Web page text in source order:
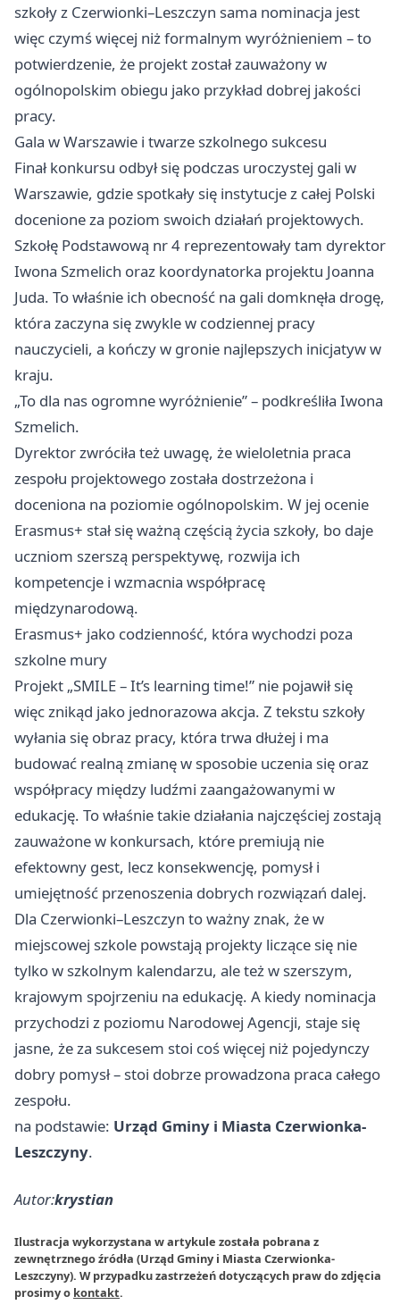
szkoły z Czerwionki–Leszczyn sama nominacja jest
więc czymś więcej niż formalnym wyróżnieniem – to
potwierdzenie, że projekt został zauważony w
ogólnopolskim obiegu jako przykład dobrej jakości
pracy.
Gala w Warszawie i twarze szkolnego sukcesu
Finał konkursu odbył się podczas uroczystej gali w
Warszawie, gdzie spotkały się instytucje z całej Polski
docenione za poziom swoich działań projektowych.
Szkołę Podstawową nr 4 reprezentowały tam dyrektor
Iwona Szmelich oraz koordynatorka projektu Joanna
Juda. To właśnie ich obecność na gali domknęła drogę,
która zaczyna się zwykle w codziennej pracy
nauczycieli, a kończy w gronie najlepszych inicjatyw w
kraju.
„To dla nas ogromne wyróżnienie” – podkreśliła Iwona
Szmelich.
Dyrektor zwróciła też uwagę, że wieloletnia praca
zespołu projektowego została dostrzeżona i
doceniona na poziomie ogólnopolskim. W jej ocenie
Erasmus+ stał się ważną częścią życia szkoły, bo daje
uczniom szerszą perspektywę, rozwija ich
kompetencje i wzmacnia współpracę
międzynarodową.
Erasmus+ jako codzienność, która wychodzi poza
szkolne mury
Projekt „SMILE – It’s learning time!” nie pojawił się
więc znikąd jako jednorazowa akcja. Z tekstu szkoły
wyłania się obraz pracy, która trwa dłużej i ma
budować realną zmianę w sposobie uczenia się oraz
współpracy między ludźmi zaangażowanymi w
edukację. To właśnie takie działania najczęściej zostają
zauważone w konkursach, które premiują nie
efektowny gest, lecz konsekwencję, pomysł i
umiejętność przenoszenia dobrych rozwiązań dalej.
Dla Czerwionki–Leszczyn to ważny znak, że w
miejscowej szkole powstają projekty liczące się nie
tylko w szkolnym kalendarzu, ale też w szerszym,
krajowym spojrzeniu na edukację. A kiedy nominacja
przychodzi z poziomu Narodowej Agencji, staje się
jasne, że za sukcesem stoi coś więcej niż pojedynczy
dobry pomysł – stoi dobrze prowadzona praca całego
zespołu.
na podstawie: Urząd Gminy i Miasta Czerwionka-
Leszczyny.
Autor:krystian
Ilustracja wykorzystana w artykule została pobrana z
zewnętrznego źródła (Urząd Gminy i Miasta Czerwionka-
Leszczyny). W przypadku zastrzeżeń dotyczących praw do zdjęcia
prosimy o kontakt.